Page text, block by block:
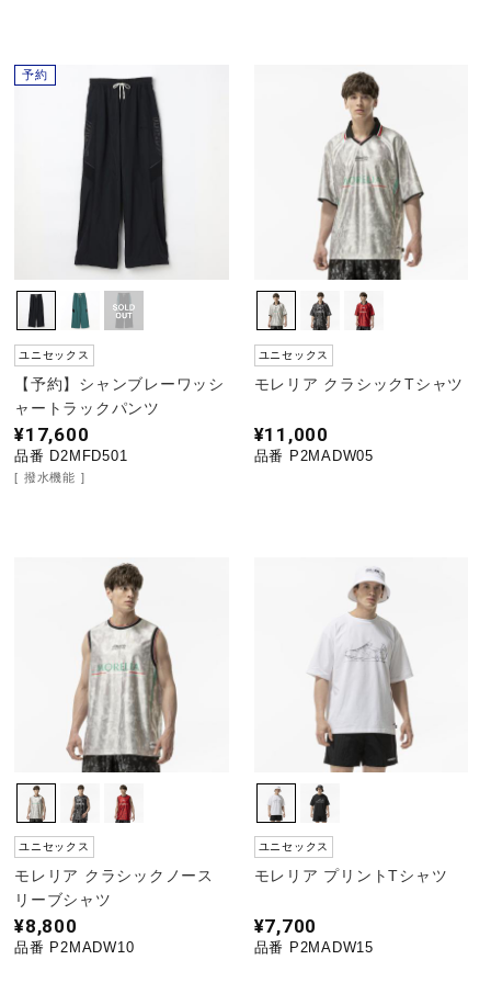
ジュニア／キッズ
メディカル
コラボ／ライセンス
セール
その他
直営店一覧
取扱店一覧
予約
ユニセックス
【予約】シャンブレーワッシ
ャートラックパンツ
¥17,600
品番 D2MFD501
撥水機能
ユニセックス
モレリア クラシックTシャツ
¥11,000
品番 P2MADW05
ユニセックス
モレリア クラシックノース
リーブシャツ
¥8,800
品番 P2MADW10
ユニセックス
モレリア プリントTシャツ
¥7,700
品番 P2MADW15